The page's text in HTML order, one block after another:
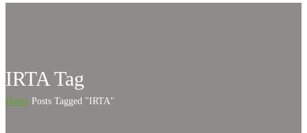
IRTA Tag
Home Posts Tagged "IRTA"